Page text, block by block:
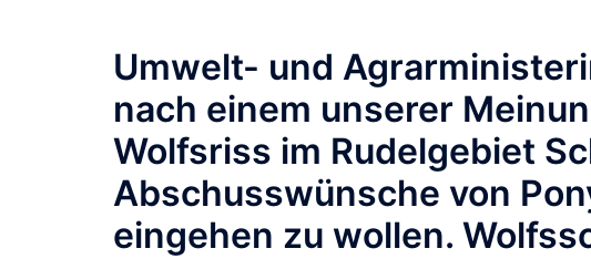
Umwelt- und
nach einem unserer
Wolfsriss im Rudelgebiet
Abschusswünsche von
eingehen zu wollen.